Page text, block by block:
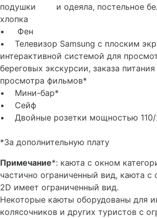
подушки и одеяла, постельное
хлопка
• Фен
• Телевизор Samsung с плоским
интерактивной системой для
береговых экскурсии, заказа
просмотра фильмов*
• Мини-бар*
• Сейф
• Двойные розетки мощностью 110/
*За дополнительную плату
Примечание*: каюта с окном
частично ограниченный вид, каюта с
2D имеет ограниченный вид.
Некоторые каюты оборудованы для
колясочников и других туристов с